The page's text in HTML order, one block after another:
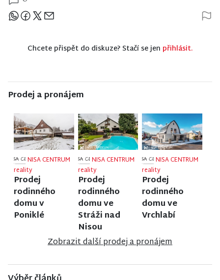
Sdílejte článek
Chcete přispět do diskuze? Stačí se jen přihlásit.
Prodej a pronájem
NISA CENTRUM
reality
Prodej
rodinného
domu v
Poniklé
NISA CENTRUM
reality
Prodej
rodinného
domu ve
Stráži nad
Nisou
NISA CENTRUM
reality
Prodej
rodinného
domu ve
Vrchlabí
Zobrazit další prodej a pronájem